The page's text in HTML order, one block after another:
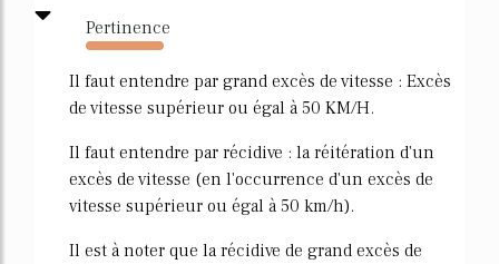
Pertinence
3518%
Il faut entendre par grand excès de vitesse : Excès
de vitesse supérieur ou égal à 50 KM/H.
Il faut entendre par récidive : la réitération d'un
excès de vitesse (en l'occurrence d'un excès de
vitesse supérieur ou égal à 50 km/h).
Il est à noter que la récidive de grand excès de